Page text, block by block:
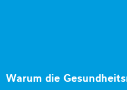
Warum die